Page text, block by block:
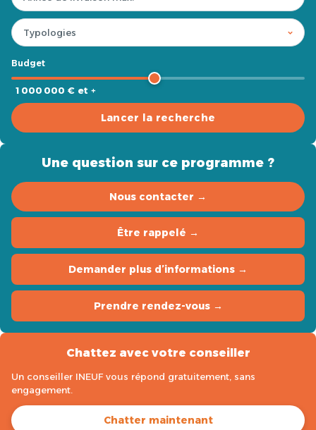
Budget
1 000 000 € et +
Lancer la recherche
Une question sur ce programme ?
Nous contacter →
Être rappelé →
Demander plus d’informations →
Prendre rendez-vous →
Chattez avec votre conseiller
Un conseiller INEUF vous répond gratuitement, sans
engagement.
Chatter maintenant